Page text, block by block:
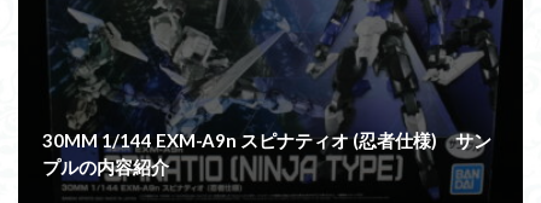
30MM 1/144 EXM-A9n スピナティオ (忍者仕様) サン
プルの内容紹介